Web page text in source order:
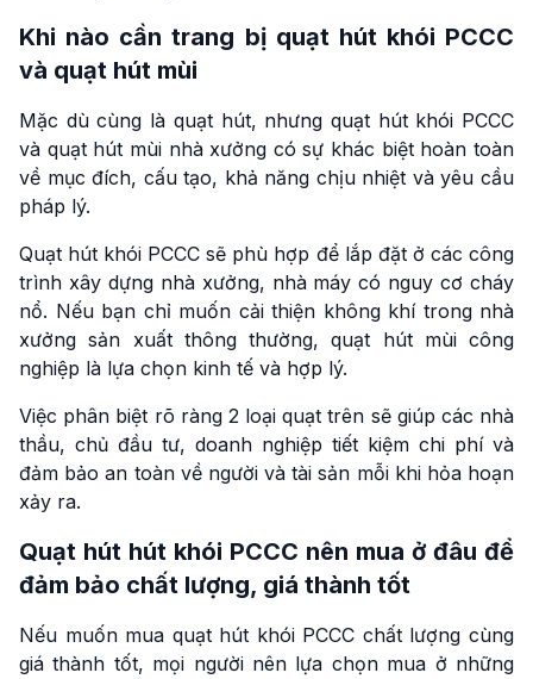
Khi nào cần trang bị quạt hút khói PCCC
và quạt hút mùi
Mặc dù cùng là quạt hút, nhưng quạt hút khói PCCC
và quạt hút mùi nhà xưởng có sự khác biệt hoàn toàn
về mục đích, cấu tạo, khả năng chịu nhiệt và yêu cầu
pháp lý.
Quạt hút khói PCCC sẽ phù hợp để lắp đặt ở các công
trình xây dựng nhà xưởng, nhà máy có nguy cơ cháy
nổ. Nếu bạn chỉ muốn cải thiện không khí trong nhà
xưởng sản xuất thông thường, quạt hút mùi công
nghiệp là lựa chọn kinh tế và hợp lý.
Việc phân biệt rõ ràng 2 loại quạt trên sẽ giúp các nhà
thầu, chủ đầu tư, doanh nghiệp tiết kiệm chi phí và
đảm bảo an toàn về người và tài sản mỗi khi hỏa hoạn
xảy ra.
Quạt hút hút khói PCCC nên mua ở đâu để
đảm bảo chất lượng, giá thành tốt
Nếu muốn mua quạt hút khói PCCC chất lượng cùng
giá thành tốt, mọi người nên lựa chọn mua ở những